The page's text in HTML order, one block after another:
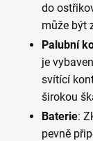
do
může být
Palubní
je
svítící
širokou
Baterie:
pevně